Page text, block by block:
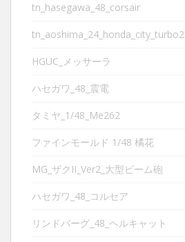
tn_hasegawa_48_corsair
tn_aoshima_24_honda_city_turbo2
HGUC_メッサーラ
ハセガワ_48_震電
タミヤ_1/48_Me262
ファインモールド 1/48 橘花
MG_ザクII_Ver2_大型ビーム砲
ハセガワ_48_コルセア
リンドバーグ_48_ヘルキャット